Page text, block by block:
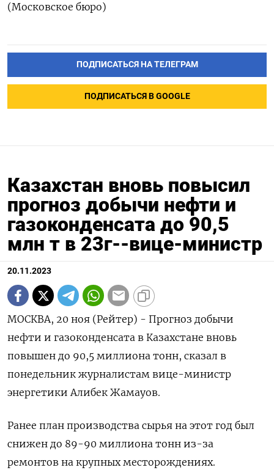
(Московское бюро)
ПОДПИСАТЬСЯ НА ТЕЛЕГРАМ
ПОДПИСАТЬСЯ В GOOGLE
Казахстан вновь повысил
прогноз добычи нефти и
газоконденсата до 90,5
млн т в 23г--вице-министр
20.11.2023
МОСКВА, 20 ноя (Рейтер) - Прогноз добычи
нефти и газоконденсата в Казахстане вновь
повышен до 90,5 миллиона тонн, сказал в
понедельник журналистам вице-министр
энергетики Алибек Жамауов.
Ранее план производства сырья на этот год был
снижен до 89-90 миллиона тонн из-за
ремонтов на крупных месторождениях.